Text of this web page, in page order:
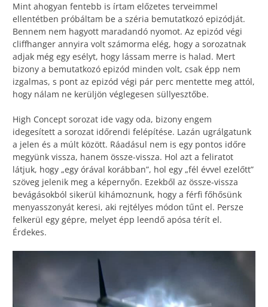
Mint ahogyan fentebb is írtam előzetes terveimmel
ellentétben próbáltam be a széria bemutatkozó epizódját.
Bennem nem hagyott maradandó nyomot. Az epizód végi
cliffhanger annyira volt számorma elég, hogy a sorozatnak
adjak még egy esélyt, hogy lássam merre is halad. Mert
bizony a bemutatkozó epizód minden volt, csak épp nem
izgalmas, s pont az epizód végi pár perc mentette meg attól,
hogy nálam ne kerüljön véglegesen süllyesztőbe.
High Concept sorozat ide vagy oda, bizony engem
idegesített a sorozat időrendi felépítése. Lazán ugrálgatunk
a jelen és a múlt között. Ráadásul nem is egy pontos időre
megyünk vissza, hanem össze-vissza. Hol azt a feliratot
látjuk, hogy „egy órával korábban”, hol egy „fél évvel ezelőtt”
szöveg jelenik meg a képernyőn. Ezekből az össze-vissza
bevágásokból sikerül kihámoznunk, hogy a férfi főhősünk
menyasszonyát keresi, aki rejtélyes módon tűnt el. Persze
felkerül egy gépre, melyet épp leendő apósa térít el.
Érdekes.